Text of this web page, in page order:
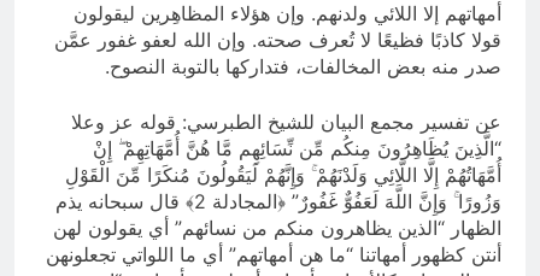
أمهاتهم إلا اللائي ولدنهم. وإن هؤلاء المظاهِرين ليقولون
قولا كاذبًا فظيعًا لا تُعرف صحته. وإن الله لعفو غفور عمَّن
صدر منه بعض المخالفات، فتداركها بالتوبة النصوح.
عن تفسير مجمع البيان للشيخ الطبرسي: قوله عز وعلا
“الَّذِينَ يُظَاهِرُونَ مِنكُم مِّن نِّسَائِهِم مَّا هُنَّ أُمَّهَاتِهِمْ ۖ إِنْ
أُمَّهَاتُهُمْ إِلَّا اللَّائِي وَلَدْنَهُمْ ۚ وَإِنَّهُمْ لَيَقُولُونَ مُنكَرًا مِّنَ الْقَوْلِ
وَزُورًا ۚ وَإِنَّ اللَّهَ لَعَفُوٌّ غَفُورٌ” ﴿المجادلة 2﴾ قال سبحانه يذم
الظهار “الذين يظاهرون منكم من نسائهم” أي يقولون لهن
أنتن كظهور أمهاتنا “ما هن أمهاتهم” أي ما اللواتي تجعلونهن